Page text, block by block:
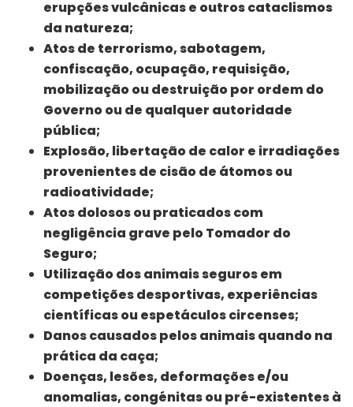
erupções vulcânicas e outros cataclismos
da natureza;
Atos de terrorismo, sabotagem,
confiscação, ocupação, requisição,
mobilização ou destruição por ordem do
Governo ou de qualquer autoridade
pública;
Explosão, libertação de calor e irradiações
provenientes de cisão de átomos ou
radioatividade;
Atos dolosos ou praticados com
negligência grave pelo Tomador do
Seguro;
Utilização dos animais seguros em
competições desportivas, experiências
científicas ou espetáculos circenses;
Danos causados pelos animais quando na
prática da caça;
Doenças, lesões, deformações e/ou
anomalias, congénitas ou pré-existentes à